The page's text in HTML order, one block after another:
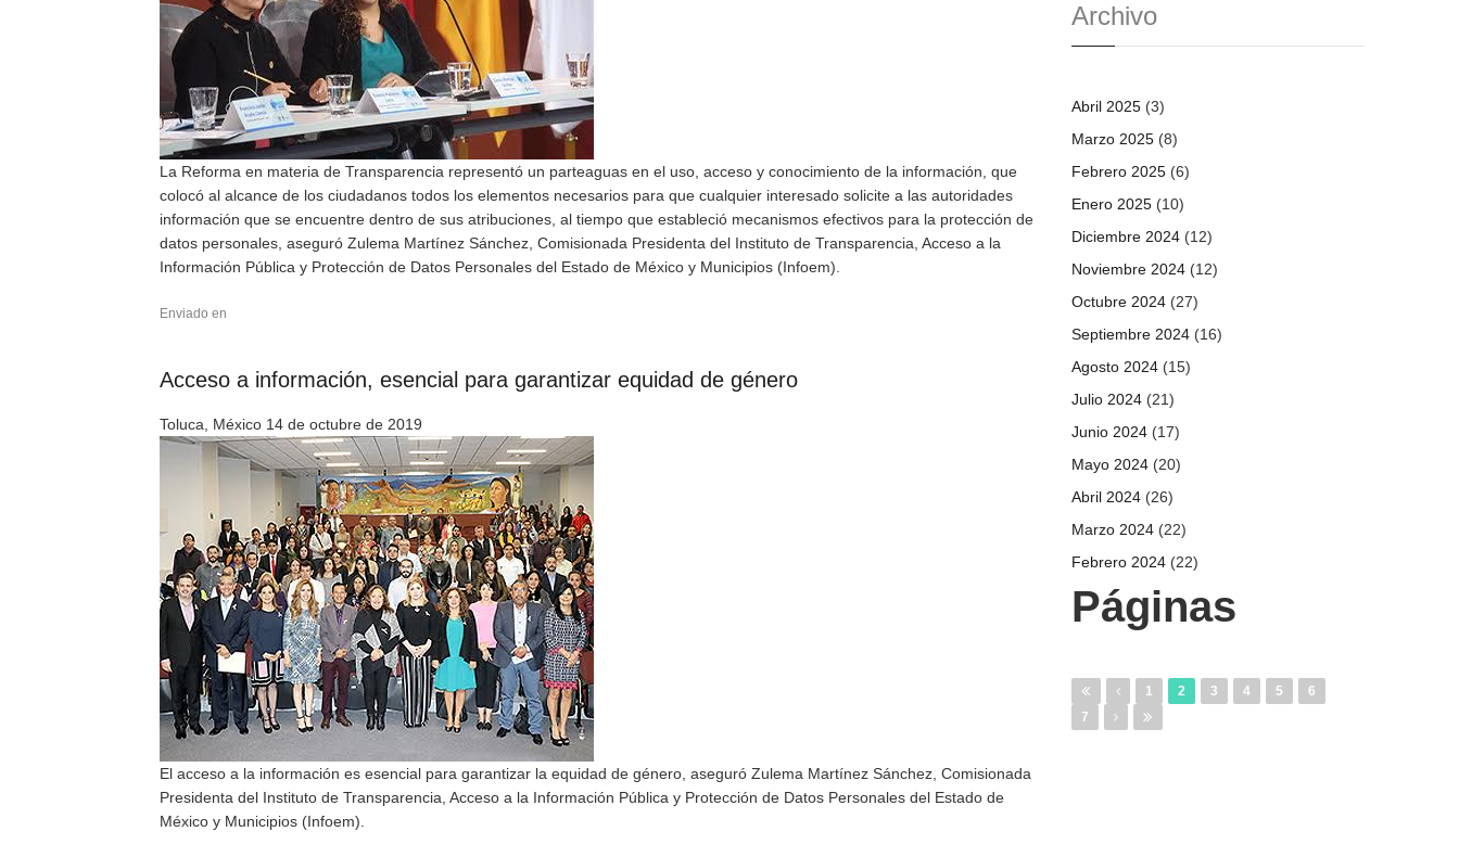
La Reforma en materia de Transparencia representó un parteaguas en el uso, acceso y conocimiento de la información, que
colocó al alcance de los ciudadanos todos los elementos necesarios para que cualquier interesado solicite a las autoridades
información que se encuentre dentro de sus atribuciones, al tiempo que estableció mecanismos efectivos para la protección de
datos personales, aseguró Zulema Martínez Sánchez, Comisionada Presidenta del Instituto de Transparencia, Acceso a la
Información Pública y Protección de Datos Personales del Estado de México y Municipios (Infoem).
Enviado en
Acceso a información, esencial para garantizar equidad de género
Toluca, México 14 de octubre de 2019
El acceso a la información es esencial para garantizar la equidad de género, aseguró Zulema Martínez Sánchez, Comisionada
Presidenta del Instituto de Transparencia, Acceso a la Información Pública y Protección de Datos Personales del Estado de
México y Municipios (Infoem).
Archivo
Abril 2025 (3)
Marzo 2025 (8)
Febrero 2025 (6)
Enero 2025 (10)
Diciembre 2024 (12)
Noviembre 2024 (12)
Octubre 2024 (27)
Septiembre 2024 (16)
Agosto 2024 (15)
Julio 2024 (21)
Junio 2024 (17)
Mayo 2024 (20)
Abril 2024 (26)
Marzo 2024 (22)
Febrero 2024 (22)
Páginas
1 2 3 4 5
6
7